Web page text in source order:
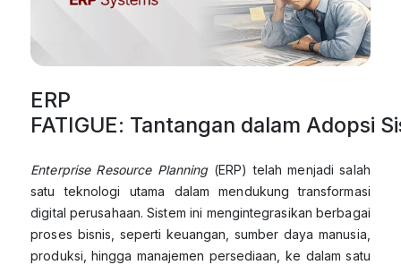
ERP
FATIGUE: Tantangan dalam Adopsi
Enterprise Resource Planning(ERP) telah menjadi salah
satu teknologi utama dalam mendukung transformasi
digital perusahaan. Sistem ini mengintegrasikan berbagai
proses bisnis, seperti keuangan, sumber daya manusia,
produksi, hingga manajemen persediaan, ke dalam satu